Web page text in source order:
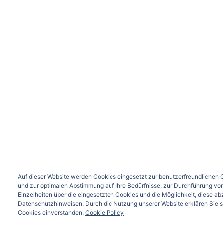
Auf dieser Website werden Cookies eingesetzt zur benutzerfreundlichen
und zur optimalen Abstimmung auf Ihre Bedürfnisse, zur Durchführung
Einzelheiten über die eingesetzten Cookies und die Möglichkeit, diese
Datenschutzhinweisen. Durch die Nutzung unserer Website erklären Sie
Cookies einverstanden. Cookie Policy